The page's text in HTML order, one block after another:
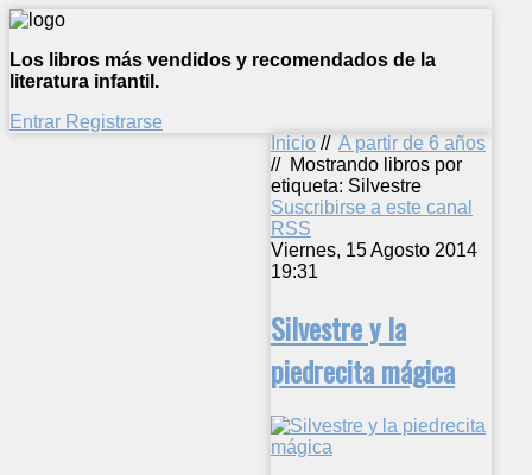
Los libros más vendidos y recomendados de la
literatura infantil.
Entrar Registrarse
Inicio // A partir de 6 años
// Mostrando libros por
etiqueta: Silvestre
Suscribirse a este canal
RSS
Viernes, 15 Agosto 2014
19:31
Silvestre y la
piedrecita mágica